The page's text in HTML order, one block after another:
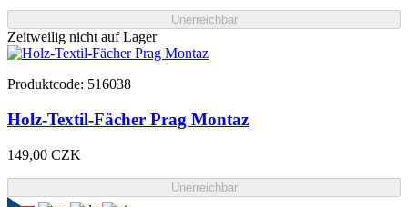
Unerreichbar
Zeitweilig nicht auf Lager
Produktcode: 516038
Holz-Textil-Fächer Prag Montaz
149,00 CZK
Unerreichbar